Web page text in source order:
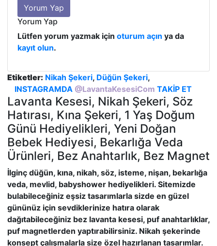
Yorum Yap
Yorum Yap
Lütfen yorum yazmak için oturum açın ya da
kayıt olun.
Etiketler: Nikah Şekeri, Düğün Şekeri,
INSTAGRAMDA @LavantaKesesiCom TAKİP ET
Lavanta Kesesi, Nikah Şekeri, Söz
Hatırası, Kına Şekeri, 1 Yaş Doğum
Günü Hediyelikleri, Yeni Doğan
Bebek Hediyesi, Bekarlığa Veda
Ürünleri, Bez Anahtarlık, Bez Magnet
İlginç düğün, kına, nikah, söz, isteme, nişan, bekarlığa
veda, mevlid, babyshower hediyelikleri. Sitemizde
bulabileceğiniz eşsiz tasarımlarla sizde en güzel
gününüz için sevdiklerinize hatıra olarak
dağıtabileceğiniz bez lavanta kesesi, puf anahtarlıklar,
puf magnetlerden yaptırabilirsiniz. Nikah şekerinde
konsept çalışmalarla size özel hazırlanan tasarımlar.